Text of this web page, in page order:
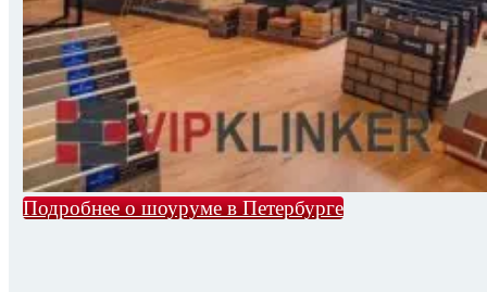
Подробнее о шоуруме в Петербурге